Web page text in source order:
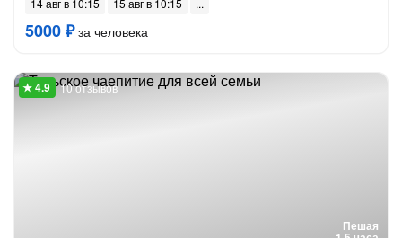
14 авг в 10:15 15 авг в 10:15
5000 ₽за человека
Пешая
10 отзывов